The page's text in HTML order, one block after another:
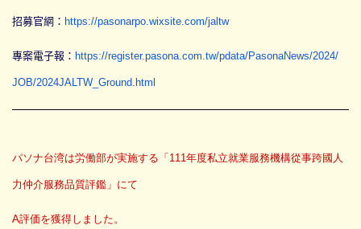
招募官網： https://pasonarpo. wixsite.com/jaltw
專案電子報： https://register.pasona. com.tw/pdata/PasonaNews/2024/
JOB/2024JALTW_Ground.html
パソナ台湾は労働部が実施する「 111年度私立就業服務機構從事跨國人
力仲介服務品質評鑑 」にて
A評価を獲得しました。